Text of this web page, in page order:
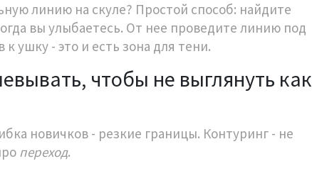
линию на скуле? Простой способ: найдите
вы улыбаетесь. От нее проведите линию под
к ушку - это и есть зона для тени.
чтобы не выглянуть как
новичков - резкие границы. Контуринг - не
переход.